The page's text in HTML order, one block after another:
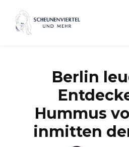
Inhalt
springen
Berlin
Hummus
inmitten